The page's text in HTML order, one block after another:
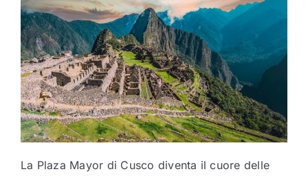
La Plaza Mayor di Cusco diventa il cuore delle